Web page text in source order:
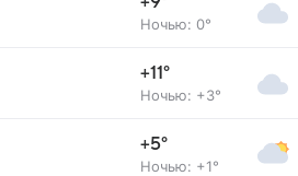
Ночью: 0°
+11°
Ночью: +3°
+5°
Ночью: +1°